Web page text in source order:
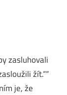
zasluhovali
žít.““
je, že